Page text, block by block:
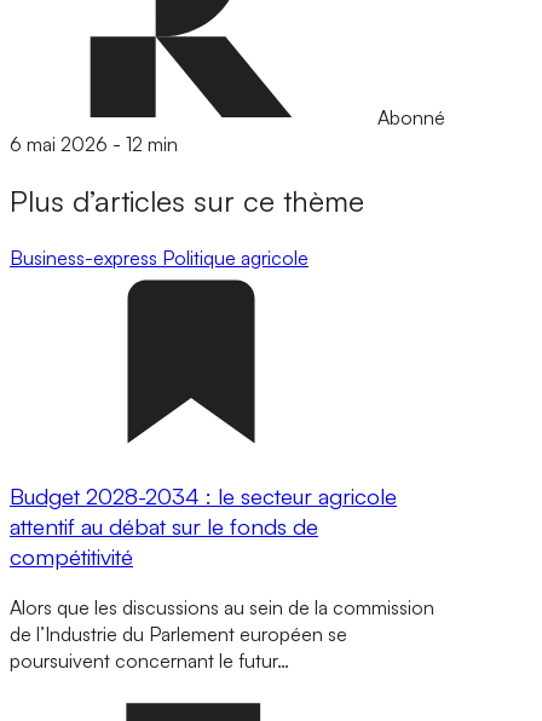
Abonné
6 mai 2026 - 12 min
Plus d’articles sur ce thème
Business-express Politique agricole
Budget 2028-2034 : le secteur agricole
attentif au débat sur le fonds de
compétitivité
Alors que les discussions au sein de la commission
de l’Industrie du Parlement européen se
poursuivent concernant le futur…